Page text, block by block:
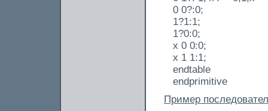
0 0?:0;
1?1:1;
1?0:0;
x 0 0:0;
x 1 1:1;
endtable
endprimitive
Пример